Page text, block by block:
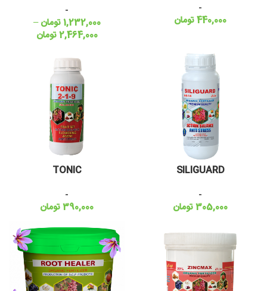
-
440,000تومان
-
1,232,000تومان–
2,464,000تومان
SILIGUARD
-
305,000تومان
TONIC
-
390,000تومان